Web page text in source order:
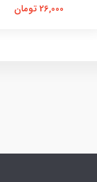
26,000 تومان